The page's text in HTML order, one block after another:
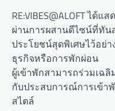
RE:VIBES@ALOFT ได้
ผ่านการผสานดีไซน์ที่ทั
ประโยชน์สุดพิเศษไว้อย่า
ธุรกิจหรือการพักผ่อน
ผู้เข้าพักสามารถร่วมเฉ
กับประสบการณ์การเข้า
สไตล์